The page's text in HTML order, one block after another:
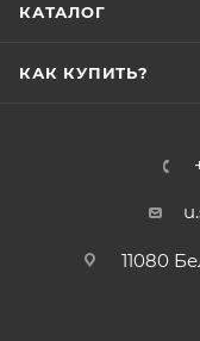
КАТАЛОГ
КАК КУПИТЬ?
11080